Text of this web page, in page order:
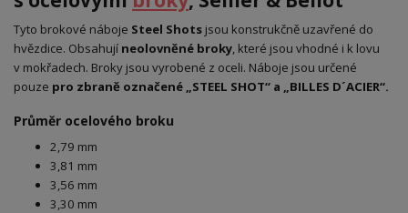
Tyto brokové náboje Steel Shots jsou konstrukčně uzavřené do
hvězdice. Obsahují neolovněné broky, které jsou vhodné i k lovu
v mokřadech. Broky jsou vyrobené z oceli. Náboje jsou určené
pouze pro zbraně označené „STEEL SHOT“ a „BILLES D´ACIER“.
Průměr ocelového broku
2,79 mm
3,81 mm
3,56 mm
3,30 mm